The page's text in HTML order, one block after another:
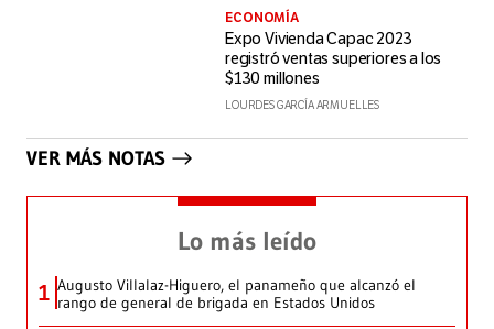
ECONOMÍA
Expo Vivienda Capac 2023
registró ventas superiores a los
$130 millones
LOURDES GARCÍA ARMUELLES
VER MÁS NOTAS
Lo más leído
1 Augusto Villalaz-Higuero, el panameño que alcanzó el
rango de general de brigada en Estados Unidos